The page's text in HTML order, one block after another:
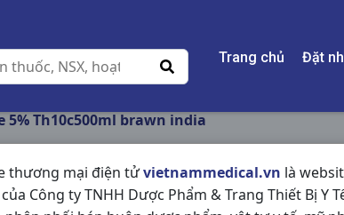
Trang chủ Đặt
thương mại điện tửvietnammedical.vn là
Công ty TNHH Dược Phẩm & Trang Thiết Bị Y
5% Th10c500ml brawn india
GLUCOSE 5%